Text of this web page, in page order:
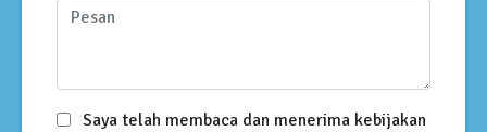
Saya telah membaca dan menerima kebijakan